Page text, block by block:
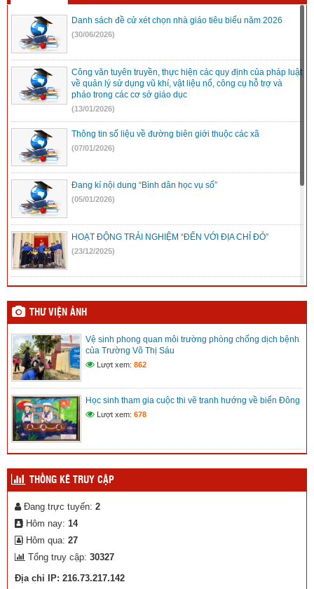
Danh sách đề cử xét chọn nhà giáo tiêu biểu năm 2026
(30/06/2026)
Công văn tuyên truyền, thực hiện các quy định của pháp luật
về quản lý sử dụng vũ khí, vật liệu nổ, công cụ hỗ trợ và
pháo trong các cơ sở giáo dục
(13/01/2026)
Thông tin số liệu về đường biên giới thuộc các xã
(07/01/2026)
Đang kí nội dung “Bình dân học vụ số”
(05/01/2026)
HOẠT ĐỘNG TRẢI NGHIỆM “ĐẾN VỚI ĐỊA CHỈ ĐỎ”
(23/12/2025)
Mic không dây, những điều cần biết
(08/12/2025)
Kế hoạch Hội khỏe Phù đổng tỉnh Lâm Đồng lần I
(08/12/2025)
(12/11/2025)
THƯ VIỆN ẢNH
Vệ sinh phong quan môi trường phòng chống dịch bệnh
của Trường Võ Thị Sáu
Lượt xem: 862
Học sinh tham gia cuộc thi vẽ tranh hướng về biển Đông
Lượt xem: 678
THỐNG KÊ TRUY CẬP
Đang trực tuyến: 2
Hôm nay: 14
Hôm qua: 27
Tổng truy cập: 30327
Địa chỉ IP: 216.73.217.142